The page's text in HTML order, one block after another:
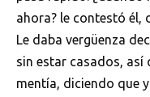
ahora? le contestó él,
Le daba vergüenza
sin estar casados, así
mentía, diciendo que